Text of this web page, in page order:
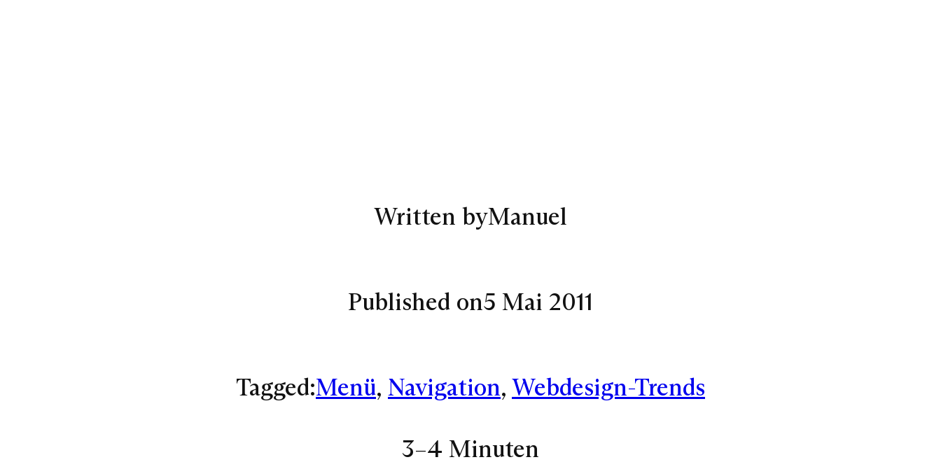
Written byManuel
Published on5 Mai 2011
Tagged:Menü, Navigation, Webdesign-Trends
3–4 Minuten